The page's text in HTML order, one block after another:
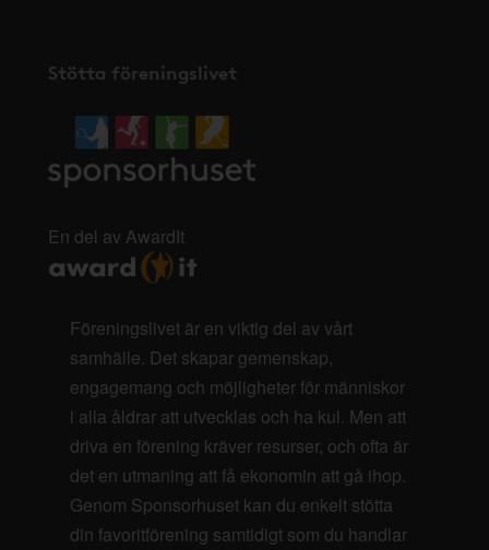
Stötta föreningslivet
En del av AwardIt
Föreningslivet är en viktig del av vårt
samhälle. Det skapar gemenskap,
engagemang och möjligheter för människor
i alla åldrar att utvecklas och ha kul. Men att
driva en förening kräver resurser, och ofta är
det en utmaning att få ekonomin att gå ihop.
Genom Sponsorhuset kan du enkelt stötta
din favoritförening samtidigt som du handlar